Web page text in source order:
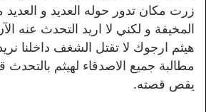
زرت مكان تدور حوله العديد و العديد
المخيفة و لكني لا اريد التحدث عنه
هيثم ارجوك لا تقتل الشغف داخلنا
مطالبة جميع الاصدقاء لهيثم بالتحدث
يقص قصته.